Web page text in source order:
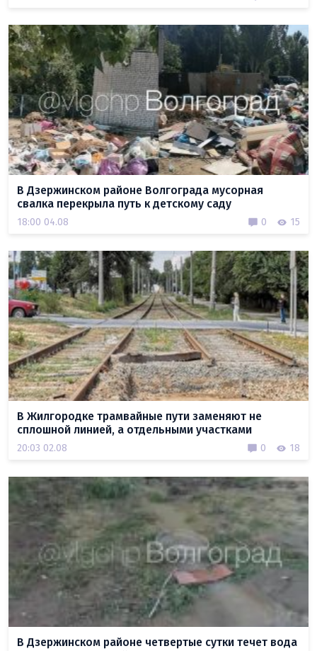
В Дзержинском районе Волгограда мусорная
свалка перекрыла путь к детскому саду
18:00 04.08 0 15
В Жилгородке трамвайные пути заменяют не
сплошной линией, а отдельными участками
20:03 02.08 0 18
В Дзержинском районе четвертые сутки течет вода